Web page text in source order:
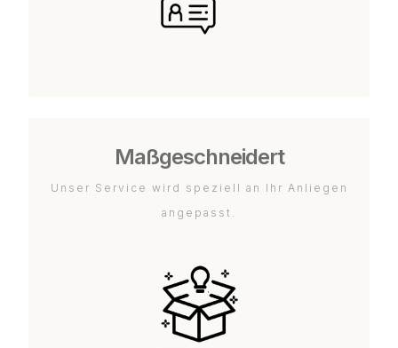
Maßgeschneidert
Unser Service wird speziell an Ihr Anliegen
angepasst.